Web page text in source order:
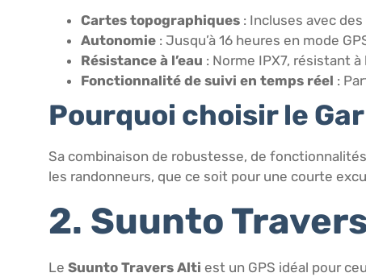
Cartes topographiques : Incluses avec
Autonomie : Jusqu’à 16 heures en mode
Résistance à l’eau : Norme IPX7, résistant
Fonctionnalité de suivi en temps réel :
Pourquoi choisir le
Sa combinaison de robustesse, de
les randonneurs, que ce soit pour une courte
2. Suunto
Le Suunto Travers Alti est un GPS idéal pour